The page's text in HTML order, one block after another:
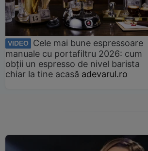
VIDEO
Cele mai bune espressoare
manuale cu portafiltru 2026: cum
obții un espresso de nivel barista
chiar la tine acasă adevarul.ro